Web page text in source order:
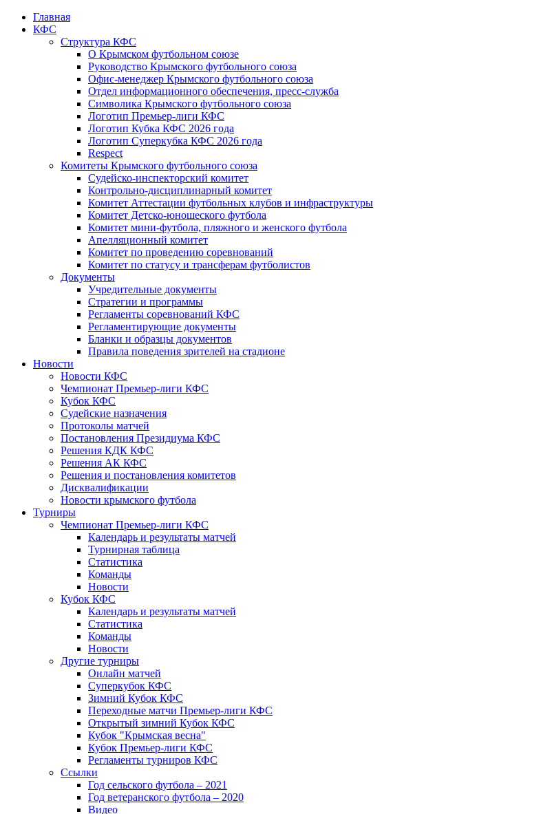
Главная
КФС
Структура КФС
О Крымском футбольном союзе
Руководство Крымского футбольного союза
Офис-менеджер Крымского футбольного союза
Отдел информационного обеспечения, пресс-служба
Символика Крымского футбольного союза
Логотип Премьер-лиги КФС
Логотип Кубка КФС 2026 года
Логотип Суперкубка КФС 2026 года
Respect
Комитеты Крымского футбольного союза
Судейско-инспекторский комитет
Контрольно-дисциплинарный комитет
Комитет Аттестации футбольных клубов и инфраструктуры
Комитет Детско-юношеского футбола
Комитет мини-футбола, пляжного и женского футбола
Апелляционный комитет
Комитет по проведению соревнований
Комитет по статусу и трансферам футболистов
Документы
Учредительные документы
Стратегии и программы
Регламенты соревнований КФС
Регламентирующие документы
Бланки и образцы документов
Правила поведения зрителей на стадионе
Новости
Новости КФС
Чемпионат Премьер-лиги КФС
Кубок КФС
Судейские назначения
Протоколы матчей
Постановления Президиума КФС
Решения КДК КФС
Решения АК КФС
Решения и постановления комитетов
Дисквалификации
Новости крымского футбола
Турниры
Чемпионат Премьер-лиги КФС
Календарь и результаты матчей
Турнирная таблица
Статистика
Команды
Новости
Кубок КФС
Календарь и результаты матчей
Статистика
Команды
Новости
Другие турниры
Онлайн матчей
Суперкубок КФС
Зимний Кубок КФС
Переходные матчи Премьер-лиги КФС
Открытый зимний Кубок КФС
Кубок "Крымская весна"
Кубок Премьер-лиги КФС
Регламенты турниров КФС
Ссылки
Год сельского футбола – 2021
Год ветеранского футбола – 2020
Видео